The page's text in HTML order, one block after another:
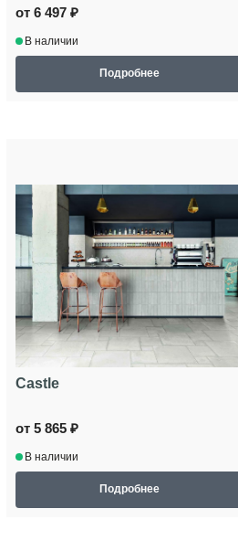
от 6 497 ₽
В наличии
Подробнее
Castle
от 5 865 ₽
В наличии
Подробнее